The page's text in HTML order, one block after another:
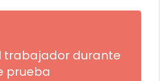
trabajador durante
prueba